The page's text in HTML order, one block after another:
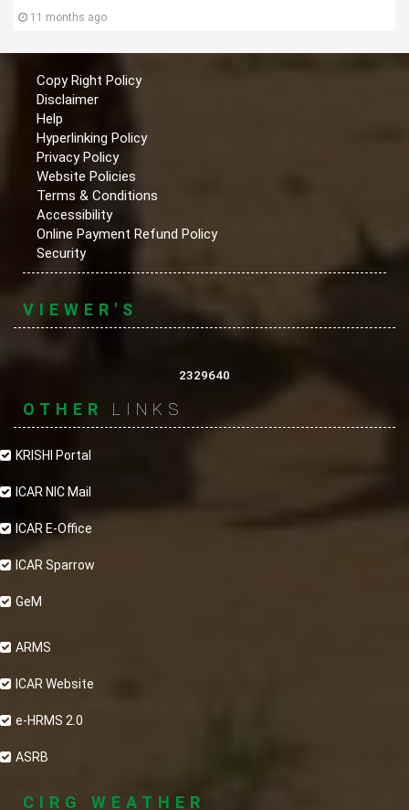
11 months ago
Copy Right Policy
Disclaimer
Help
Hyperlinking Policy
Privacy Policy
Website Policies
Terms & Conditions
Accessibility
Online Payment Refund Policy
Security
VIEWER'S
2329640
OTHER LINKS
KRISHI Portal
ICAR NIC Mail
ICAR E-Office
ICAR Sparrow
GeM
ARMS
ICAR Website
e-HRMS 2.0
ASRB
CIRG WEATHER